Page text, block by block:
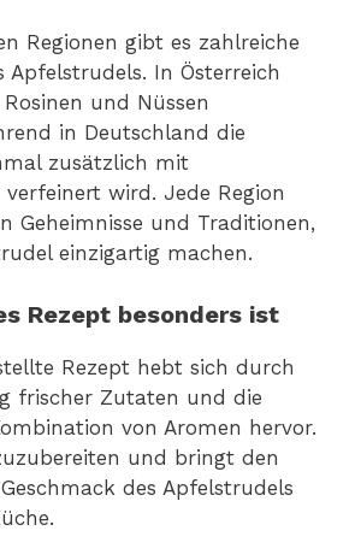
Regionen gibt es zahlreiche
Apfelstrudels. In Österreich
und Nüssen
in Deutschland die
zusätzlich mit
wird. Jede Region
Geheimnisse und Traditionen,
einzigartig machen.
Rezept besonders ist
Rezept hebt sich durch
frischer Zutaten und die
von Aromen hervor.
und bringt den
des Apfelstrudels